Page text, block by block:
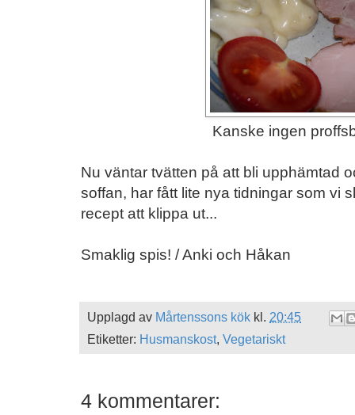
Kanske ingen
Nu väntar tvätten på att bli upphämtad
soffan, har fått lite nya tidningar som vi
recept att klippa ut...
Smaklig spis! / Anki och Håkan
Upplagd av Mårtenssons kök kl. 20:45
Etiketter: Husmanskost, Vegetariskt
4 kommentarer: